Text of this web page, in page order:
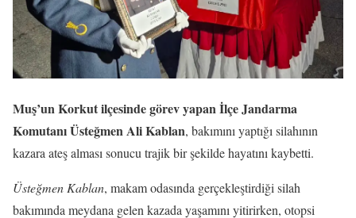
Muş’un Korkut ilçesinde görev yapan İlçe Jandarma
Komutanı Üsteğmen Ali Kablan, bakımını yaptığı silahının
kazara ateş alması sonucu trajik bir şekilde hayatını kaybetti.
Üsteğmen Kablan, makam odasında gerçekleştirdiği silah
bakımında meydana gelen kazada yaşamını yitirirken, otopsi